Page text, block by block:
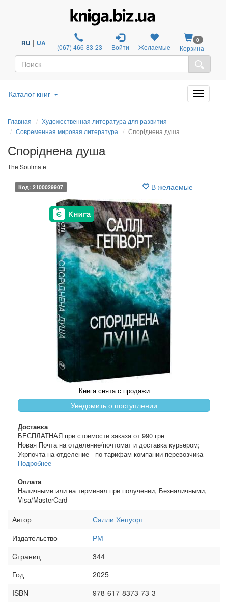
RU | UA (067) 466-83-23 Войти Желаемые
0
Корзина
Каталог книг
Главная
Художественная литература для развития
Современная мировая литература
Споріднена душа
Споріднена душа
The Soulmate
Код: 2100029907 В желаемые
Книга снята с продажи
Уведомить о поступлении
Доставка
БЕСПЛАТНАЯ при стоимости заказа от 990 грн
Новая Почта на отделение/почтомат и доставка курьером;
Укрпочта на отделение - по тарифам компании-перевозчика
Подробнее
Оплата
Наличными или на терминал при получении, Безналичными,
Visa/MasterCard
Автор
Салли Хепуорт
Издательство
РМ
Cтраниц
344
Год
2025
ISBN
978-617-8373-73-3